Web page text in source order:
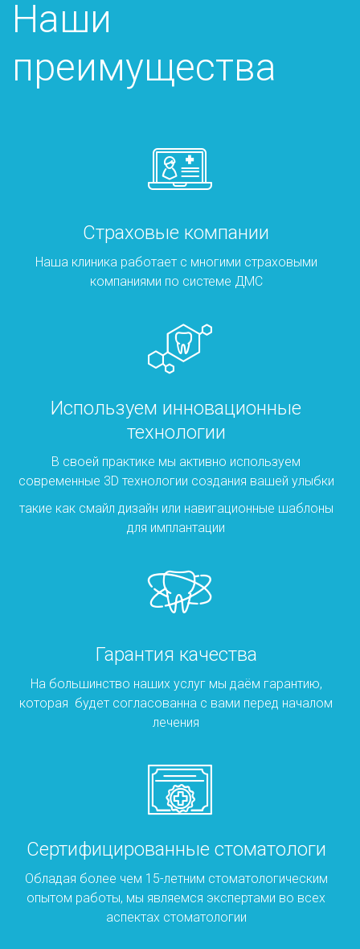
Наши
преимущества
Страховые компании
Наша клиника работает с многими страховыми
компаниями по системе ДМС
Используем инновационные
технологии
В своей практике мы активно используем
современные 3D технологии создания вашей улыбки
такие как смайл дизайн или навигационные шаблоны
для имплантации
Гарантия качества
На большинство наших услуг мы даём гарантию,
которая будет согласованна с вами перед началом
лечения
Сертифицированные стоматологи
Обладая более чем 15-летним стоматологическим
опытом работы, мы являемся экспертами во всех
аспектах стоматологии